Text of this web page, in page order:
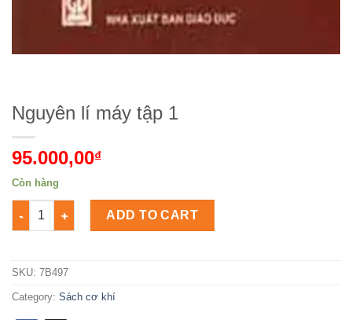
Nguyên lí máy tập 1
95.000,00₫
Còn hàng
Nguyên lí máy tập 1 Số lượng
ADD TO CART
SKU: 7B497
Category: Sách cơ khí